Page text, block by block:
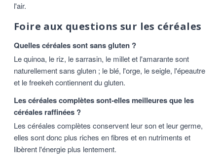
l'air.
Foire aux questions sur les céréales
Quelles céréales sont sans gluten ?
Le quinoa, le riz, le sarrasin, le millet et l'amarante sont
naturellement sans gluten ; le blé, l'orge, le seigle, l'épeautre
et le freekeh contiennent du gluten.
Les céréales complètes sont-elles meilleures que les
céréales raffinées ?
Les céréales complètes conservent leur son et leur germe,
elles sont donc plus riches en fibres et en nutriments et
libèrent l'énergie plus lentement.